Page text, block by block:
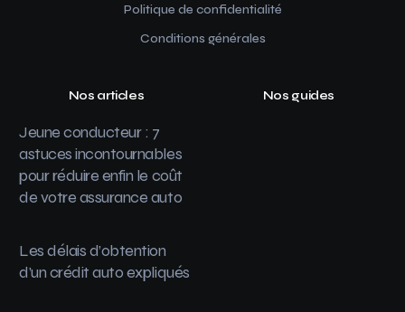
Politique de confidentialité
Conditions générales
Nos articles
Jeune conducteur : 7
astuces incontournables
pour réduire enfin le coût
de votre assurance auto
Les délais d’obtention
d’un crédit auto expliqués
Nos guides